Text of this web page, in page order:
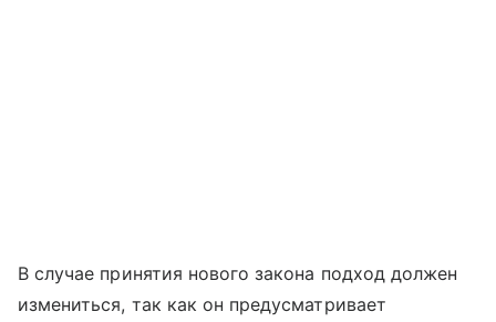
В случае принятия нового закона подход должен
измениться, так как он предусматривает